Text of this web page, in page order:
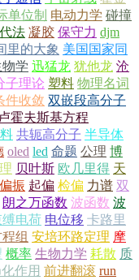
单位制 电动力学 碰撞
法 凝胶 保守力 djm
里的大象 美国国家同
学 迅猛龙 犹他龙 沧
子理论 塑料 物理名词
件收敛 双嵌段高分子
霍夫斯基方程
共轭高分子 半导体
oled led 命题 公理 博
贝叶斯 欧几里得 天
振 起偏 检偏 力谱 双
朗之万函数 波函数 波
缚电荷 电位移 卡路里
组 安培环路定理 摩
概率 生物力学 耗散 质
作用 前进翻滚 run